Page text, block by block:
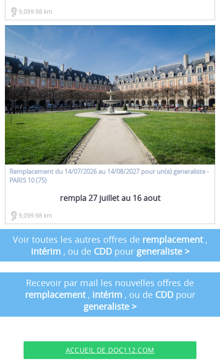
9,099.98 km
Remplacement du 14/07/2026 au 14/08/2027 pour un(e) generaliste-
PARIS 10 (75)
rempla 27 juillet au 16 aout
9,099.98 km
Voir toutes les autres offres de remplacement ,
intérim , ou de CDDpour generaliste >
Recevoir par mail les nouvelles offres de
remplacement , intérim , ou de CDDpour
generaliste >
ACCUEIL DE DOC112.COM